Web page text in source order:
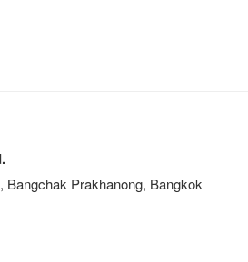
Bangchak Prakhanong, Bangkok